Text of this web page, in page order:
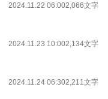
2024.11.22 06:002,066文字
2024.11.23 10:002,134文字
2024.11.24 06:302,211文字